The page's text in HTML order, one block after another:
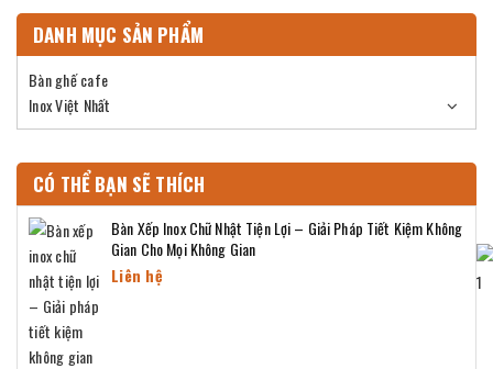
DANH MỤC SẢN PHẨM
Bàn ghế cafe
Inox Việt Nhất
CÓ THỂ BẠN SẼ THÍCH
Bàn Xếp Inox Chữ Nhật Tiện Lợi – Giải Pháp Tiết Kiệm Không
Gian Cho Mọi Không Gian
Liên hệ